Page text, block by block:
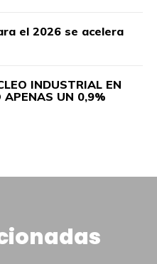
el 2026 se acelera
INDUSTRIAL EN
APENAS UN 0,9%